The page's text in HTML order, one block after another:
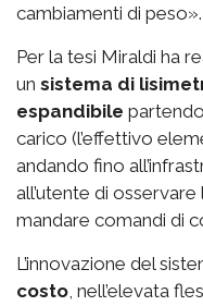
cambiamenti di peso».
Per la tesi Miraldi ha
un sistema di
espandibile
carico (l’effettivo
andando fino
all’utente di
mandare comandi di
L’innovazione del
costo , nell’elevata